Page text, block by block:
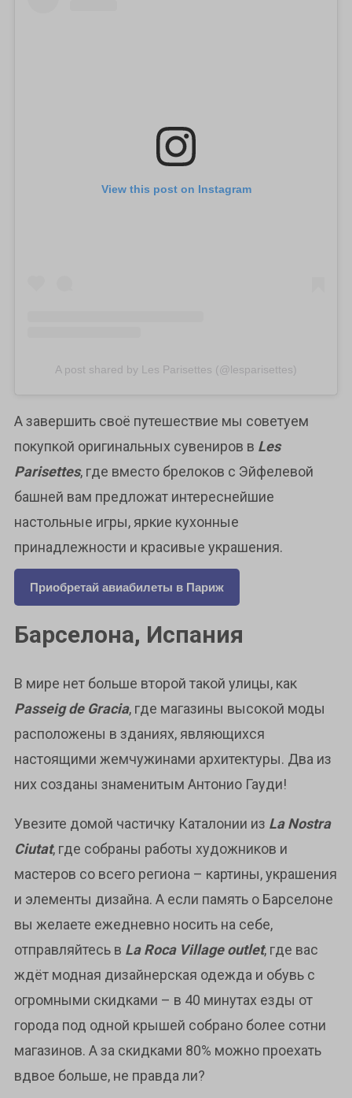
View this post on Instagram
A post shared by Les Parisettes (@lesparisettes)
А завершить своё путешествие мы советуем
покупкой оригинальных сувениров в Les
Parisettes, где вместо брелоков с Эйфелевой
башней вам предложат интереснейшие
настольные игры, яркие кухонные
принадлежности и красивые украшения.
Приобретай авиабилеты в Париж
Барселона, Испания
В мире нет больше второй такой улицы, как
Passeig de Gracia, где магазины высокой моды
расположены в зданиях, являющихся
настоящими жемчужинами архитектуры. Два из
них созданы знаменитым Антонио Гауди!
Увезите домой частичку Каталонии из La Nostra
Ciutat, где собраны работы художников и
мастеров со всего региона – картины, украшения
и элементы дизайна. А если память о Барселоне
вы желаете ежедневно носить на себе,
отправляйтесь в La Roca Village outlet, где вас
ждёт модная дизайнерская одежда и обувь с
огромными скидками – в 40 минутах езды от
города под одной крышей собрано более сотни
магазинов. А за скидками 80% можно проехать
вдвое больше, не правда ли?